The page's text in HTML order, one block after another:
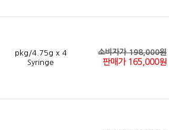
pkg/4.75g x 4
Syringe
소비자가 198,000원
판매가 165,000원